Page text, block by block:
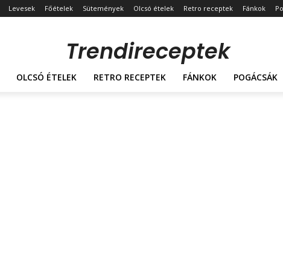
Levesek Főételek Sütemények Olcsó ételek Retro receptek Fánkok
Trendireceptek
OLCSÓ ÉTELEK RETRO RECEPTEK FÁNKOK POGÁCSÁK